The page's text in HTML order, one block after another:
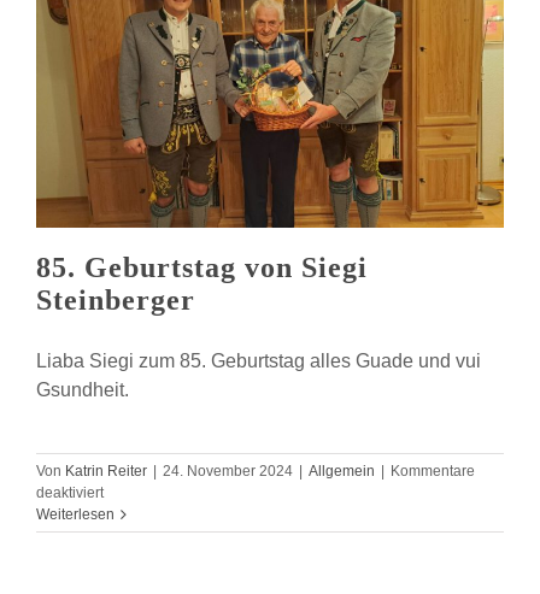
85. Geburtstag von Siegi
Steinberger
Liaba Siegi zum 85. Geburtstag alles Guade und vui
Gsundheit.
Von Katrin Reiter 24. November 2024 Allgemein
Kommentare
deaktiviertfür
85.
Geburtstag
Weiterlesen